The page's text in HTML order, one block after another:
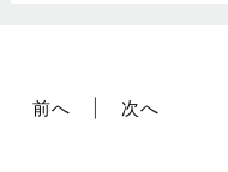
前へ 次へ